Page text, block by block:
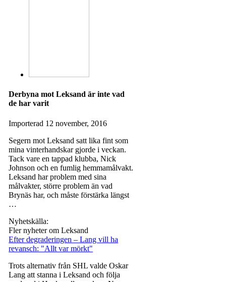
Derbyna mot Leksand är inte vad
de har varit
Importerad 12 november, 2016
Segern mot Leksand satt lika fint som
mina vinterhandskar gjorde i veckan.
Tack vare en tappad klubba, Nick
Johnson och en fumlig hemmamålvakt.
Leksand har problem med sina
målvakter, större problem än vad
Brynäs har, och måste förstärka längst
…
Nyhetskälla:
Fler nyheter om Leksand
Efter degraderingen – Lang vill ha
revansch: "Allt var mörkt"
Trots alternativ från SHL valde Oskar
Lang att stanna i Leksand och följa